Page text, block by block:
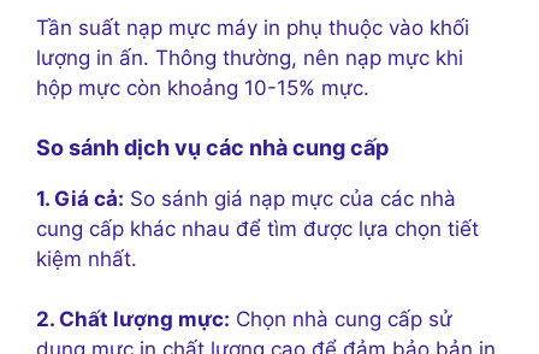
Tần suất nạp mực máy in phụ thuộc vào khối
lượng in ấn. Thông thường, nên nạp mực khi
hộp mực còn khoảng 10-15% mực.
So sánh dịch vụ các nhà cung cấp
1. Giá cả: So sánh giá nạp mực của các nhà
cung cấp khác nhau để tìm được lựa chọn tiết
kiệm nhất.
2. Chất lượng mực: Chọn nhà cung cấp sử